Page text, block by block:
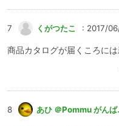
7 くがつたこ : 2017/
商品カタログが届くころに
8 あひ